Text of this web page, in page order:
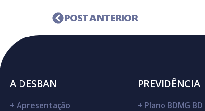
POST ANTERIOR
A DESBAN
+ Apresentação
PREVIDÊNCIA
+ Plano BDMG BD